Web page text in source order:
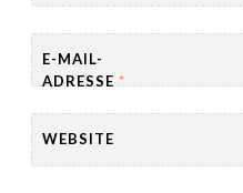
E-MAIL-
ADRESSE *
WEBSITE